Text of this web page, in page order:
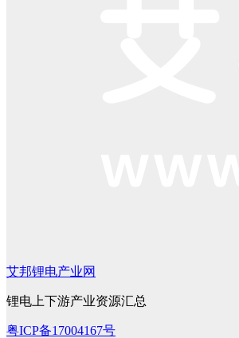
艾邦锂电产业网
锂电上下游产业资源汇总
粤ICP备17004167号